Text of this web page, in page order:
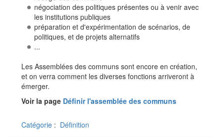
négociation des politiques présentes ou à venir avec
les institutions publiques
préparation et d'expérimentation de scénarios, de
politiques, et de projets alternatifs
...
Les Assemblées des communs sont encore en création,
et on verra comment les diverses fonctions arriveront à
émerger.
Voir la page Définir l'assemblée des communs
Catégorie : Définition